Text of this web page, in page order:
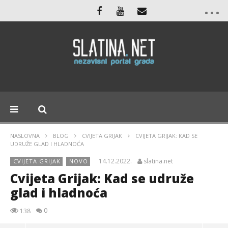
NASLOVNA BLOG CVIJETA GRIJAK
CVIJETA GRIJAK: KAD SE
UDRUŽE GLAD I HLADNOĆA
CVIJETA GRIJAK NOVO 14.12.2022. slatina.net
Cvijeta Grijak: Kad se udruže
glad i hladnoća
138 0